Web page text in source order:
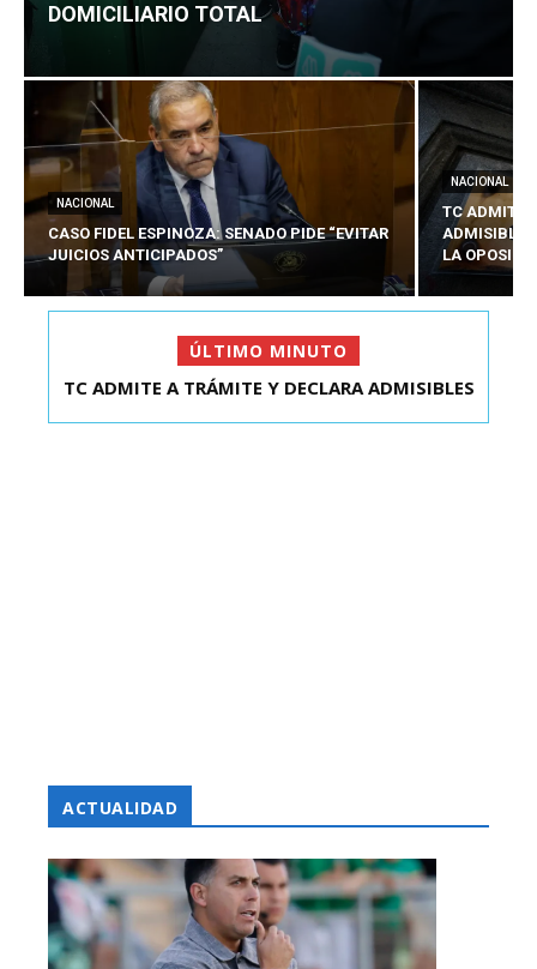
DOMICILIARIO TOTAL
NACIONAL
CASO FIDEL ESPINOZA: SENADO PIDE “EVITAR
JUICIOS ANTICIPADOS”
NACIONAL
TC ADMITE
ADMISIBLES
LA
ÚLTIMO MINUTO
TC ADMITE A TRÁMITE Y DECLARA ADMISIBLES
ACTUALIDAD